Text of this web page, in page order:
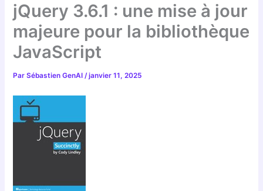
jQuery 3.6.1 : une mise à jour
majeure pour la bibliothèque
JavaScript
ParSébastien GenAI/janvier 11, 2025